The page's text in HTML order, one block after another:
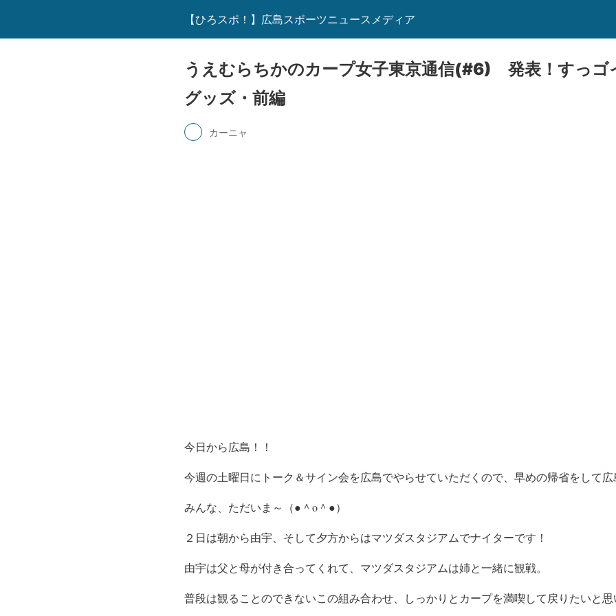
【ひろスポ！】広島スポーツニュースメディア
うえむらちかのカープ女子東京通信(#6) 発表！すっゴ
グッズ・前編
カーニャ
今日から広島！！
今週の土曜日にトーク＆サイン会を広島でやらせていただくので、早めの帰省をして広
みんな、ただいま～（●＾o＾●）
２日は朝から由宇、そして夕方からはマツダスタジアムでナイターです！
由宇は父と母が付き合ってくれて、マツダスタジアムは姉と一緒に観戦。
普段は観ることのできないこの組み合わせ、しっかりとカープを満喫して戻りたいと思